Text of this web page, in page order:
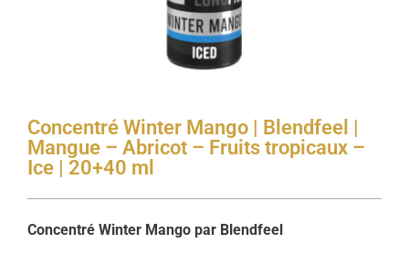
Concentré Winter Mango | Blendfeel |
Mangue – Abricot – Fruits tropicaux –
Ice | 20+40 ml
Concentré Winter Mango par Blendfeel